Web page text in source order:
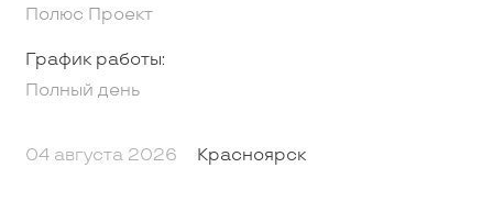
Полюс Проект
График работы:
Полный день
04 августа 2026 Красноярск